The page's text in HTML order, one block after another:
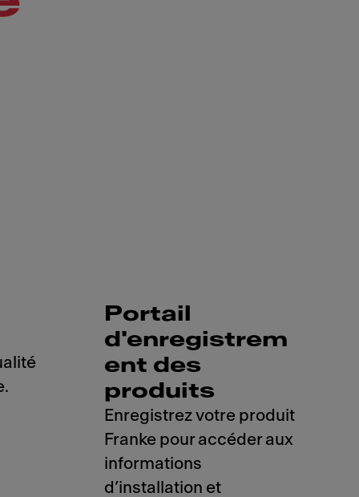
Portail
d'enregistrem
ent des
produits
Enregistrez votre produit
Franke pour accéder aux
informations
d’installation et